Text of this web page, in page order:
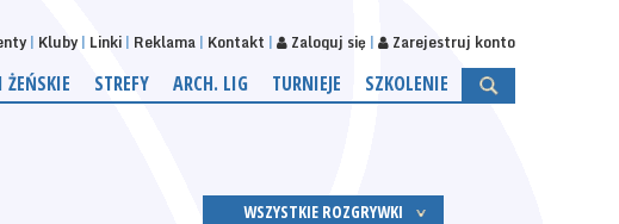
Kluby Linki Reklama Kontakt Zaloguj się Zarejestruj konto
ŻEŃSKIE STREFY ARCH. LIG TURNIEJE SZKOLENIE
WSZYSTKIE ROZGRYWKI